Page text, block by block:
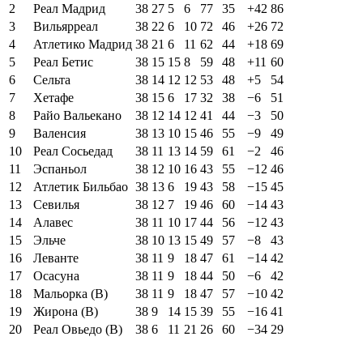
2
Реал Мадрид 38 27 5 6 77 35 +42 86
3
Вильярреал 38 22 6 10 72 46 +26 72
4
Атлетико Мадрид 38 21 6 11 62 44 +18 69
5
Реал Бетис 38 15 15 8 59 48 +11 60
6
Сельта 38 14 12 12 53 48 +5
54
7
Хетафе 38 15 6 17 32 38 −6
51
8
Райо Вальекано 38 12 14 12 41 44 −3
50
9
Валенсия 38 13 10 15 46 55 −9
49
10
Реал Сосьедад 38 11 13 14 59 61 −2
46
11
Эспаньол 38 12 10 16 43 55 −12 46
12
Атлетик Бильбао 38 13 6 19 43 58 −15 45
13
Севилья 38 12 7 19 46 60 −14 43
14
Алавес 38 11 10 17 44 56 −12 43
15
Эльче 38 10 13 15 49 57 −8
43
16
Леванте 38 11 9 18 47 61 −14 42
17
Осасуна 38 11 9 18 44 50 −6
42
18
Мальорка (В) 38 11 9 18 47 57 −10 42
19
Жирона (В) 38 9 14 15 39 55 −16 41
20
Реал Овьедо (В) 38 6 11 21 26 60 −34 29